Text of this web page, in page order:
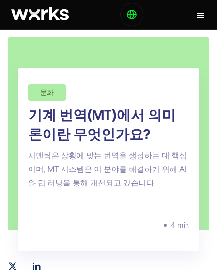
문화
기계 번역(MT)에서 의미
론이란 무엇인가요?
시맨틱은 상황에 맞는 번역을 생성하는 데 핵심
이며, MT 시스템은 이 분야를 해결하기 위해 AI
와 딥 러닝을 통해 개선되고 있습니다.
4 min